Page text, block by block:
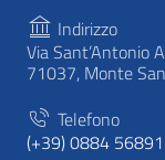
Indirizzo
Via Sant’Antonio
71037, Monte
Telefono
(+39) 0884